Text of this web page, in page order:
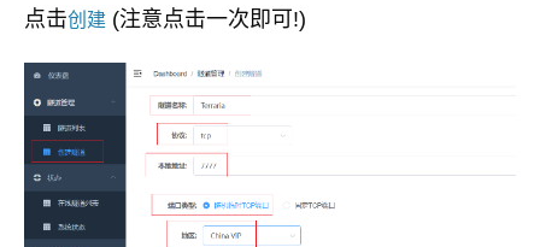
点击创建 (注意点击一次即可!)